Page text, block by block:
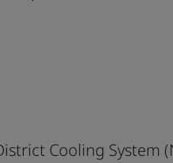
Cooling System